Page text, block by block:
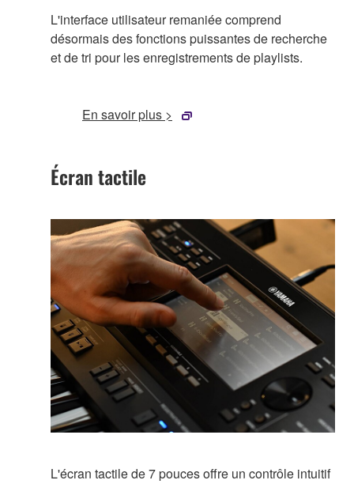
L'interface utilisateur remaniée comprend
désormais des fonctions puissantes de recherche
et de tri pour les enregistrements de playlists.
En savoir plus >
Écran tactile
L'écran tactile de 7 pouces offre un contrôle intuitif